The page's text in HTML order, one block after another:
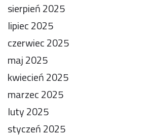
sierpień 2025
lipiec 2025
czerwiec 2025
maj 2025
kwiecień 2025
marzec 2025
luty 2025
styczeń 2025